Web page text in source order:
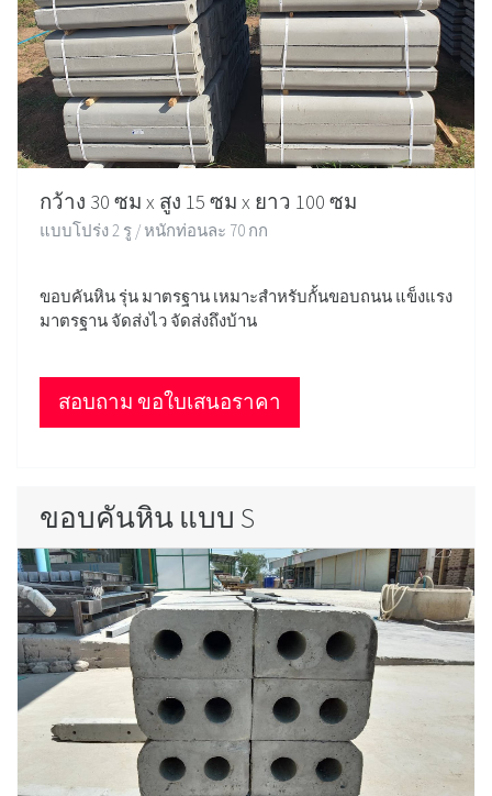
กว้าง 30 ซม x สูง 15 ซม x ยาว 100 ซม
แบบโปร่ง 2 รู / หนักท่อนละ 70 กก
ขอบคันหิน รุ่น มาตรฐาน เหมาะสำหรับกั้นขอบถนน แข็งแรง
มาตรฐาน จัดส่งไว จัดส่งถึงบ้าน
สอบถาม ขอใบเสนอราคา
ขอบคันหิน แบบ S